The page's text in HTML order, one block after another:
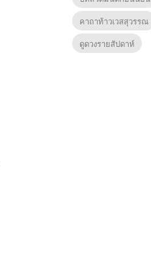
คาถาท้าวเวสสุวรรณ
ดูดวงรายสัปดาห์